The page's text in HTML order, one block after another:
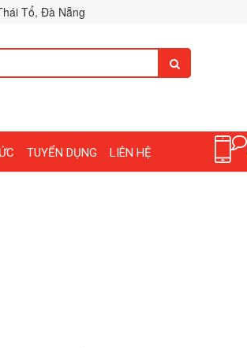
Tổ, Đà Nẵng
TUYỂN DỤNG LIÊN HỆ